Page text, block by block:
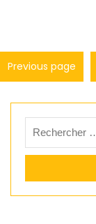
Previous page